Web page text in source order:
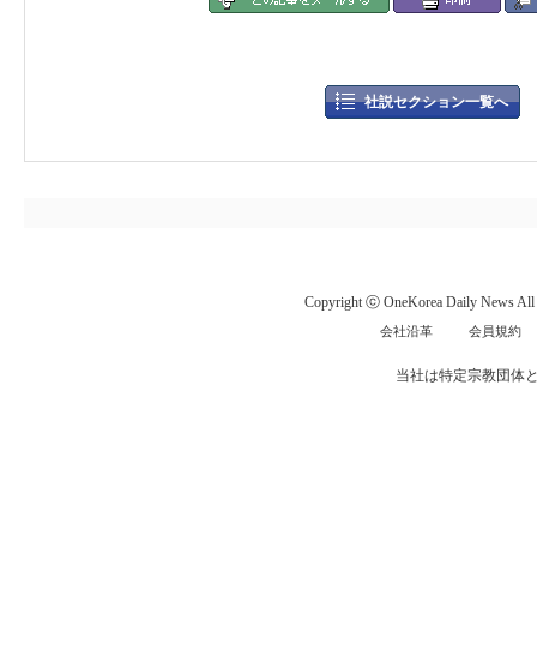
社説セクション一覧へ
Copyright ⓒ OneKorea Daily News All
会社沿革 会員規約
当社は特定宗教団体